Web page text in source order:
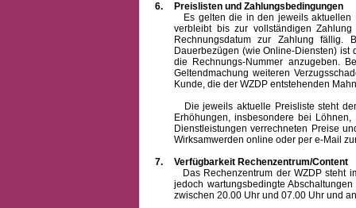
6.
Preislisten und Zahlungsbedingungen
Es gelten die in den jeweils aktuellen
verbleibt bis zur vollständigen
Rechnungsdatum zur Zahlung fällig.
Dauerbezügen (wie Online-Diensten)
die Rechnungs-Nummer anzugeben.
Geltendmachung weiteren
Kunde, die der WZDP entstehenden
Die jeweils aktuelle Preisliste steht dem
Erhöhungen, insbesondere bei
Dienstleistungen verrechneten Preise
Wirksamwerden online oder per e-Mail
7.
Verfügbarkeit Rechenzentrum/Content
Das Rechenzentrum der WZDP steht im
jedoch wartungsbedingte
zwischen 20.00 Uhr und 07.00 Uhr und